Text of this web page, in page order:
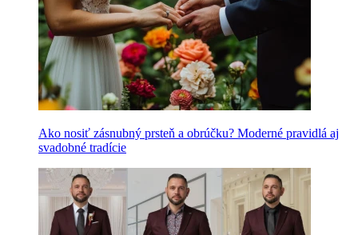
Ako nosiť zásnubný prsteň a obrúčku? Moderné pravidlá aj
svadobné tradície